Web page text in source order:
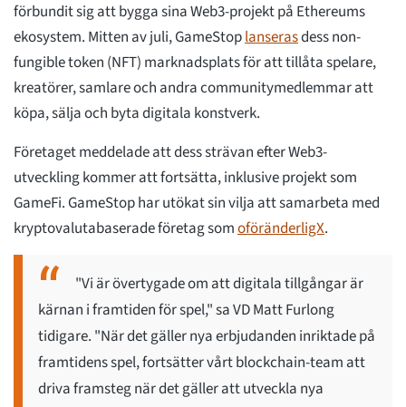
förbundit sig att bygga sina Web3-projekt på Ethereums
ekosystem. Mitten av juli, GameStoplanserasdess non-
fungible token (NFT) marknadsplats för att tillåta spelare,
kreatörer, samlare och andra communitymedlemmar att
köpa, sälja och byta digitala konstverk.
Företaget meddelade att dess strävan efter Web3-
utveckling kommer att fortsätta, inklusive projekt som
GameFi. GameStop har utökat sin vilja att samarbeta med
kryptovalutabaserade företag somoföränderligX.
"Vi är övertygade om att digitala tillgångar är
kärnan i framtiden för spel," sa VD Matt Furlong
tidigare. "När det gäller nya erbjudanden inriktade på
framtidens spel, fortsätter vårt blockchain-team att
driva framsteg när det gäller att utveckla nya